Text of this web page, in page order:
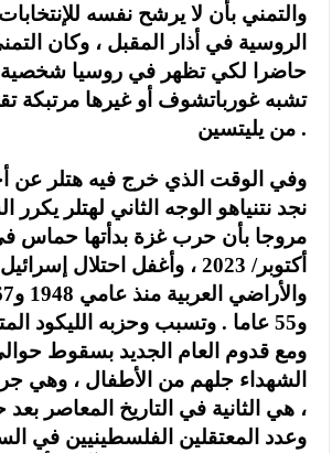
والتمني بأن لا يرشح نفسه
الروسية في أذار المقبل ، وكان
حاضرا لكي تظهر في روسيا شخصية
تشبه غورباتشوف أو غيرها مرتبكة
من يليتسين .
وفي الوقت الذي خرج فيه هتلر عن
نجد نتنياهو الوجه الثاني لهتلر يكرر
مروجا بأن حرب غزة بدأتها حماس
أكتوبر/ 2023 ، وأغفل احتلال
و55 عاما . وتسبب وحزبه الليكود
الشهداء جلهم من الأطفال ، وهي
، هي الثانية في التاريخ المعاصر
وعدد المعتقلين الفلسطينيين في